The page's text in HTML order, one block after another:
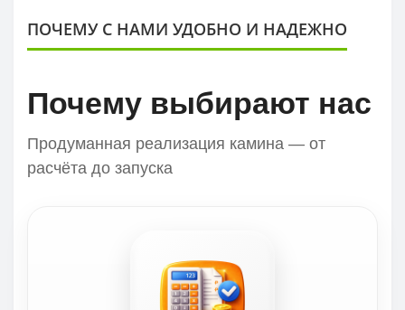
ПОЧЕМУ С НАМИ УДОБНО И НАДЕЖНО
Почему выбирают нас
Продуманная реализация камина — от
расчёта до запуска